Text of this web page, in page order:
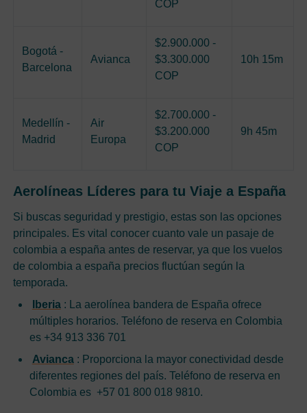
COP
Bogotá -
Barcelona
Avianca
$2.900.000 -
$3.300.000
COP
10h 15m
Medellín -
Madrid
Air
Europa
$2.700.000 -
$3.200.000
COP
9h 45m
Aerolíneas Líderes para tu Viaje a España
Si buscas seguridad y prestigio, estas son las opciones
principales. Es vital conocer cuanto vale un pasaje de
colombia a españa antes de reservar, ya que los vuelos
de colombia a españa precios fluctúan según la
temporada.
Iberia : La aerolínea bandera de España ofrece
múltiples horarios. Teléfono de reserva en Colombia
es +34 913 336 701
Avianca : Proporciona la mayor conectividad desde
diferentes regiones del país. Teléfono de reserva en
Colombia es +57 01 800 018 9810.